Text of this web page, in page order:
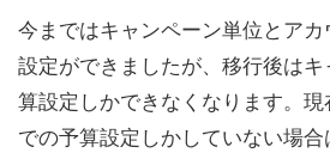
今まではキャンペーン単位とア
設定ができましたが、移行後は
算設定しかできなくなります。
での予算設定しかしていない場